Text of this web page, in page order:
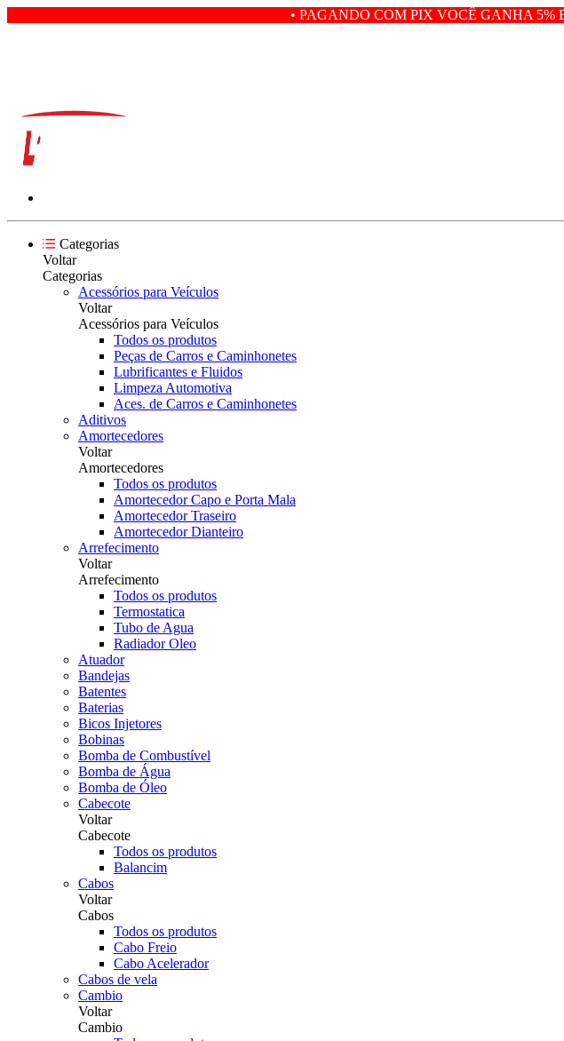
• PAGANDO COM PIX VOCÊ GANHA 5% EM
Categorias
Voltar
Categorias
Acessórios para Veículos
Voltar
Acessórios para Veículos
Todos os produtos
Peças de Carros e Caminhonetes
Lubrificantes e Fluidos
Limpeza Automotiva
Aces. de Carros e Caminhonetes
Aditivos
Amortecedores
Voltar
Amortecedores
Todos os produtos
Amortecedor Capo e Porta Mala
Amortecedor Traseiro
Amortecedor Dianteiro
Arrefecimento
Voltar
Arrefecimento
Todos os produtos
Termostatica
Tubo de Agua
Radiador Oleo
Atuador
Bandejas
Batentes
Baterias
Bicos Injetores
Bobinas
Bomba de Combustível
Bomba de Água
Bomba de Óleo
Cabecote
Voltar
Cabecote
Todos os produtos
Balancim
Cabos
Voltar
Cabos
Todos os produtos
Cabo Freio
Cabo Acelerador
Cabos de vela
Cambio
Voltar
Cambio